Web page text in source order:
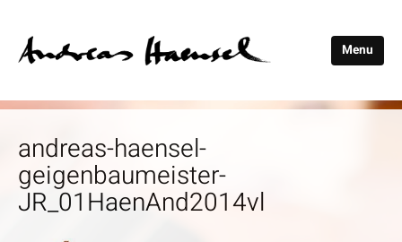
Andreas
Menu
andreas-haensel-
geigenbaumeister-
JR_01HaenAnd2014vl